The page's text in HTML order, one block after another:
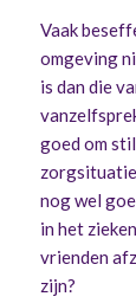
Vaak
omgeving
is dan die
goed om
zorgsituatie
nog wel
in het
vrienden
zijn?